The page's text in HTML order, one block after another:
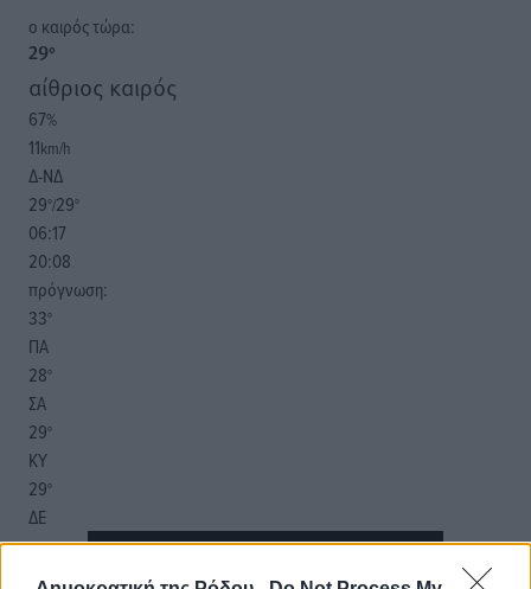
o καιρός τώρα:
29°
αίθριος καιρός
67%
11km/h
Δ-ΝΔ
29°/29°
06:17
20:08
πρόγνωση:
33°
ΠΑ
28°
ΣΑ
29°
ΚΥ
29°
ΔΕ